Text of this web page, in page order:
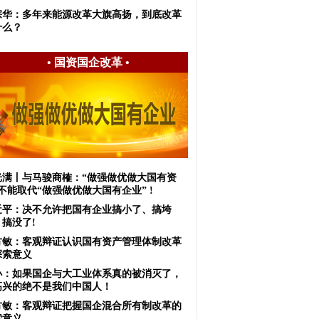
华：多年来能源改革大旗高扬，到底改革
？
• 国资国企改革•
满丨与马骏商榷：“做强做优做大国有资
能取代“做强做优做大国有企业” !
平：决不允许把国有企业搞小了、搞垮
搞没了!
敏：客观辩证认识国有资产管理体制改革
意义
如果国企与大工业体系真的被消灭了，
的绝不是我们中国人！
敏：客观辩证把握国企混合所有制改革的